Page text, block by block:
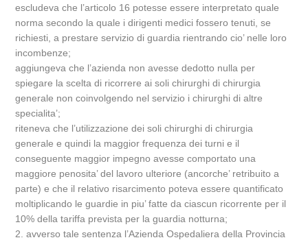
escludeva che l’articolo 16 potesse essere interpretato quale
norma secondo la quale i dirigenti medici fossero tenuti, se
richiesti, a prestare servizio di guardia rientrando cio’ nelle loro
incombenze;
aggiungeva che l’azienda non avesse dedotto nulla per
spiegare la scelta di ricorrere ai soli chirurghi di chirurgia
generale non coinvolgendo nel servizio i chirurghi di altre
specialita’;
riteneva che l’utilizzazione dei soli chirurghi di chirurgia
generale e quindi la maggior frequenza dei turni e il
conseguente maggior impegno avesse comportato una
maggiore penosita’ del lavoro ulteriore (ancorche’ retribuito a
parte) e che il relativo risarcimento poteva essere quantificato
moltiplicando le guardie in piu’ fatte da ciascun ricorrente per il
10% della tariffa prevista per la guardia notturna;
2. avverso tale sentenza l’Azienda Ospedaliera della Provincia